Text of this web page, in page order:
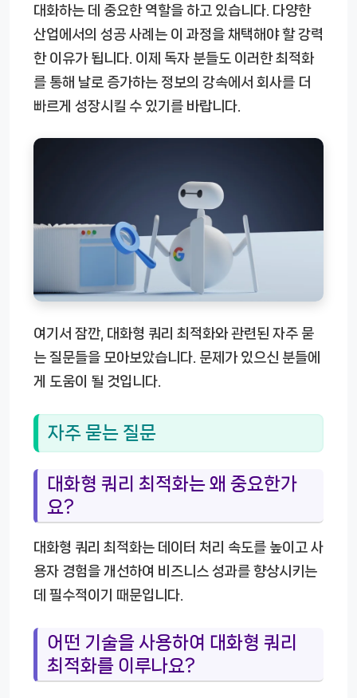
대화하는 데 중요한 역할을 하고 있습니다. 다양한
산업에서의 성공 사례는 이 과정을 채택해야 할 강력
한 이유가 됩니다. 이제 독자 분들도 이러한 최적화
를 통해 날로 증가하는 정보의 강속에서 회사를 더
빠르게 성장시킬 수 있기를 바랍니다.
여기서 잠깐, 대화형 쿼리 최적화와 관련된 자주 묻
는 질문들을 모아보았습니다. 문제가 있으신 분들에
게 도움이 될 것입니다.
자주 묻는 질문
대화형 쿼리 최적화는 왜 중요한가
요?
대화형 쿼리 최적화는 데이터 처리 속도를 높이고 사
용자 경험을 개선하여 비즈니스 성과를 향상시키는
데 필수적이기 때문입니다.
어떤 기술을 사용하여 대화형 쿼리
최적화를 이루나요?